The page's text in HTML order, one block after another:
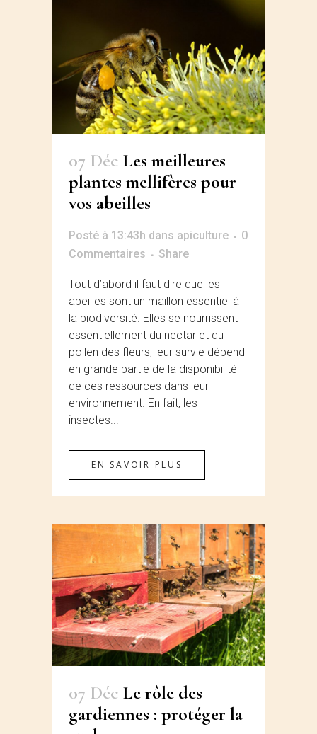
07 Déc Les meilleures
plantes mellifères pour
vos abeilles
Posté à 13:43h dans apiculture
0
Commentaires
Share
Tout d’abord il faut dire que les
abeilles sont un maillon essentiel à
la biodiversité. Elles se nourrissent
essentiellement du nectar et du
pollen des fleurs, leur survie dépend
en grande partie de la disponibilité
de ces ressources dans leur
environnement. En fait, les
insectes...
EN SAVOIR PLUS
07 Déc Le rôle des
gardiennes : protéger la